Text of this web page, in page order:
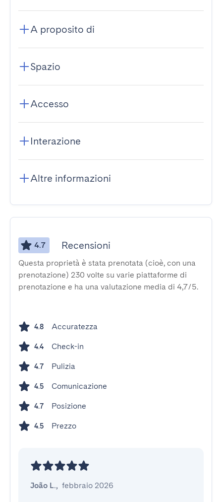
A proposito di
Spazio
Accesso
Interazione
Altre informazioni
4.7 Recensioni
Questa proprietà è stata prenotata (cioè, con una
prenotazione) 230 volte su varie piattaforme di
prenotazione e ha una valutazione media di 4,7/5.
4.8 Accuratezza
4.4 Check-in
4.7 Pulizia
4.5 Comunicazione
4.7 Posizione
4.5 Prezzo
João L., febbraio 2026